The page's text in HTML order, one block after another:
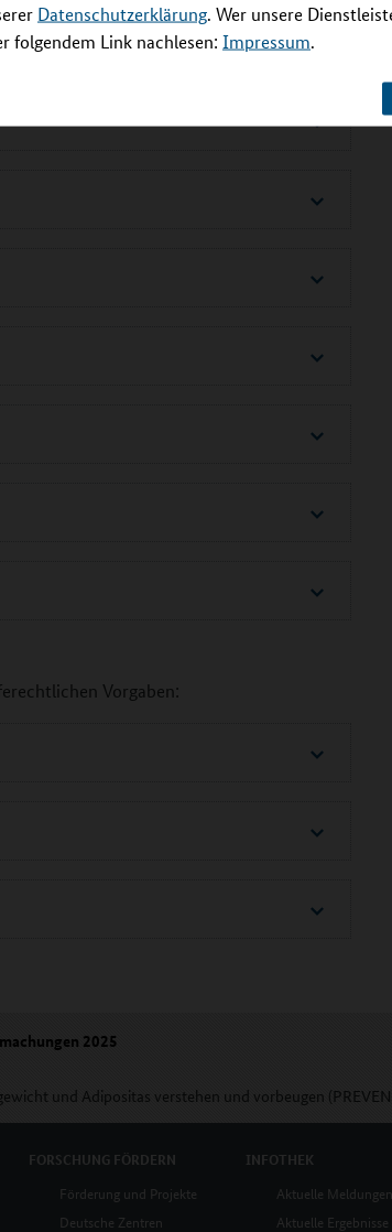
Datenschutzerklärung. Wer unsere
folgendem Link nachlesen: Impressum.
Vorgaben:
2025
und Adipositas verstehen und vorbeugen
FORSCHUNG FÖRDERN
Förderung und Projekte
Deutsche Zentren
INFOTHEK
Aktuelle Meldungen
Aktuelle